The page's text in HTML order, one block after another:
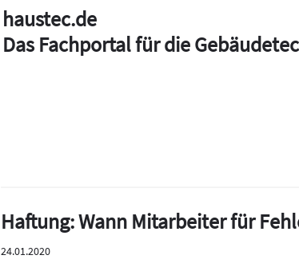
haustec.de
Das Fachportal für die
Haftung: Wann Mitarbeiter für
24.01.2020